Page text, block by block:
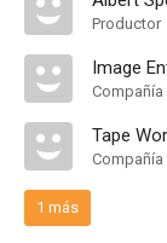
Productor
Tape
1 más